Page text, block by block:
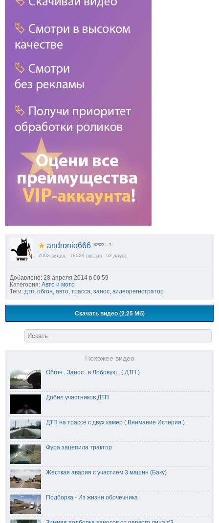
★ andronio666 182522 +7
7002 видео 18029 постов 52 друга
Добавлено: 28 апреля 2014 в 00:59
Категория: Авто и мото
Теги: дтп, обгон, авто, трасса, занос, видеорегистратор
Скачать видео (2.25 Мб)
Похожее видео
Обгон , Занос , в Лобовую ..( ДТП )
Добил участников ДТП
ДТП на трассе с двух камер ( Внимание Истерия ).
Фура зацепила трактор
Жесткая авария с участием 3 машин (Баку)
Подборка - Из жизни обочечника